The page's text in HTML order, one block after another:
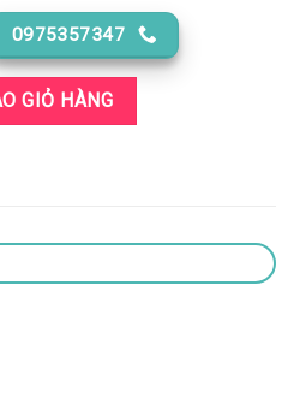
0975357347
Essential Serum _ 1204 số
GIỎ HÀNG